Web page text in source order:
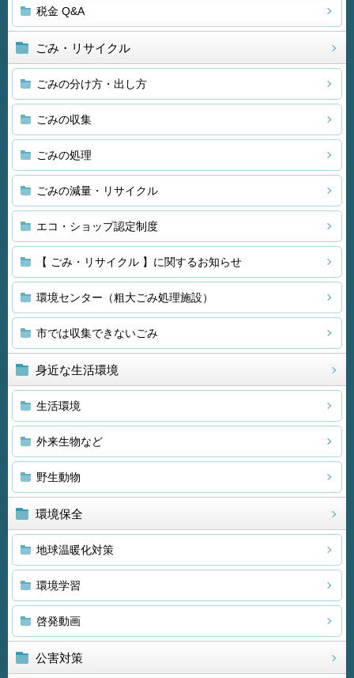
税金 Q&A
ごみ・リサイクル
ごみの分け方・出し方
ごみの収集
ごみの処理
ごみの減量・リサイクル
エコ・ショップ認定制度
【 ごみ・リサイクル 】に関するお知らせ
環境センター（粗大ごみ処理施設）
市では収集できないごみ
身近な生活環境
生活環境
外来生物など
野生動物
環境保全
地球温暖化対策
環境学習
啓発動画
公害対策